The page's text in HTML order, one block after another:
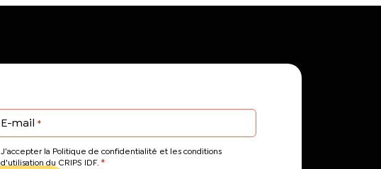
E-mail *
J’accepter la Politique de confidentialité et les conditions
d'utilisation du CRIPS IDF. *